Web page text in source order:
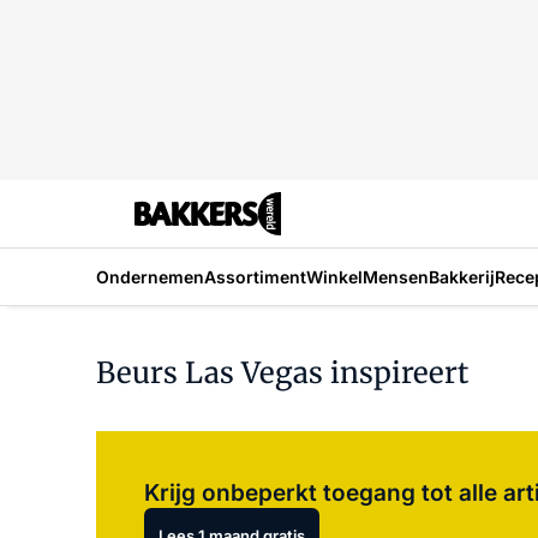
OndernemenAssortimentWinkelMensenBakkerij
Beurs Las Vegas inspireert
Krijg onbeperkt toegang tot alle